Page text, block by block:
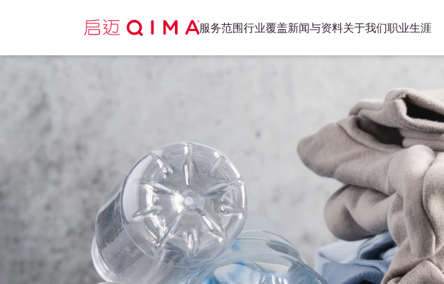
服务范围行业覆盖新闻与资料关于我们职业生涯